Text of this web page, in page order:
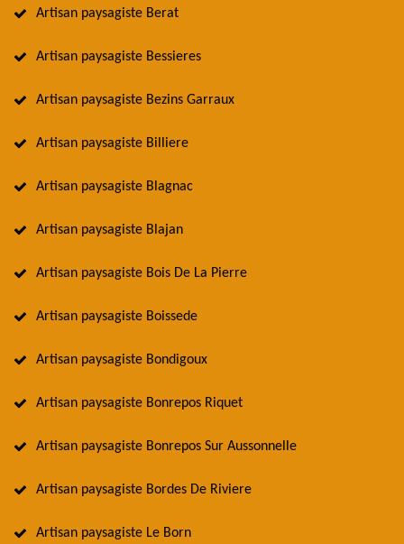
Artisan paysagiste Berat
Artisan paysagiste Bessieres
Artisan paysagiste Bezins Garraux
Artisan paysagiste Billiere
Artisan paysagiste Blagnac
Artisan paysagiste Blajan
Artisan paysagiste Bois De La Pierre
Artisan paysagiste Boissede
Artisan paysagiste Bondigoux
Artisan paysagiste Bonrepos Riquet
Artisan paysagiste Bonrepos Sur Aussonnelle
Artisan paysagiste Bordes De Riviere
Artisan paysagiste Le Born